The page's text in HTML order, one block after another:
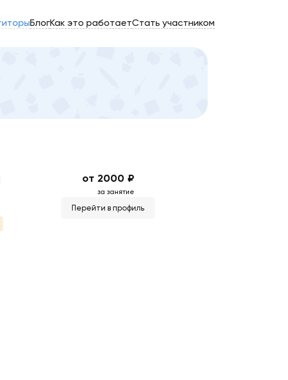
БлогКак это работаетСтать участником
от 2000 ₽
за занятие
Перейти в профиль